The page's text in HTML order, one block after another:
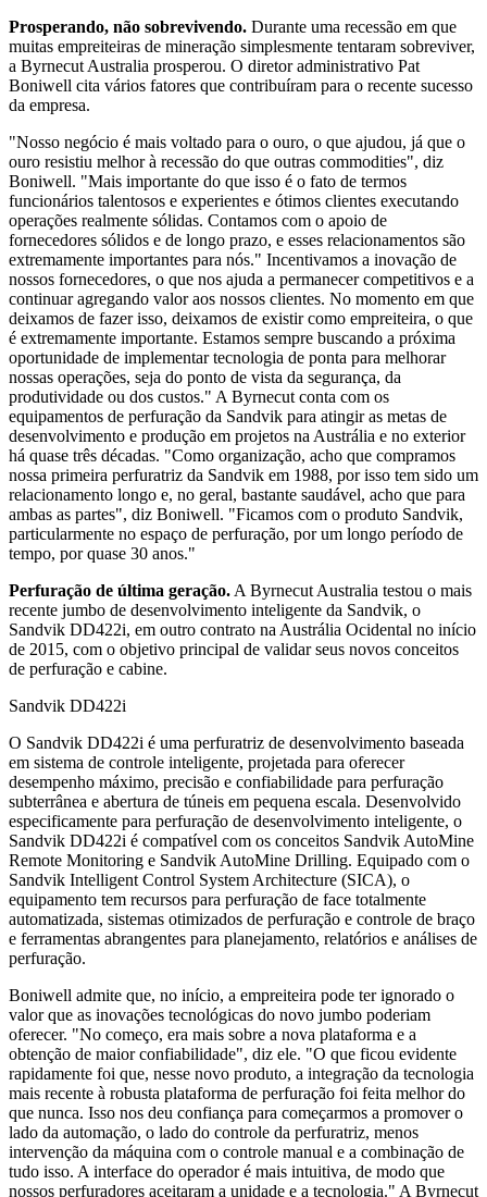
Prosperando, não sobrevivendo. Durante uma recessão em que
muitas empreiteiras de mineração simplesmente tentaram sobreviver,
a Byrnecut Australia prosperou. O diretor administrativo Pat
Boniwell cita vários fatores que contribuíram para o recente sucesso
da empresa.
"Nosso negócio é mais voltado para o ouro, o que ajudou, já que o
ouro resistiu melhor à recessão do que outras commodities", diz
Boniwell. "Mais importante do que isso é o fato de termos
funcionários talentosos e experientes e ótimos clientes executando
operações realmente sólidas. Contamos com o apoio de
fornecedores sólidos e de longo prazo, e esses relacionamentos são
extremamente importantes para nós." Incentivamos a inovação de
nossos fornecedores, o que nos ajuda a permanecer competitivos e a
continuar agregando valor aos nossos clientes. No momento em que
deixamos de fazer isso, deixamos de existir como empreiteira, o que
é extremamente importante. Estamos sempre buscando a próxima
oportunidade de implementar tecnologia de ponta para melhorar
nossas operações, seja do ponto de vista da segurança, da
produtividade ou dos custos." A Byrnecut conta com os
equipamentos de perfuração da Sandvik para atingir as metas de
desenvolvimento e produção em projetos na Austrália e no exterior
há quase três décadas. "Como organização, acho que compramos
nossa primeira perfuratriz da Sandvik em 1988, por isso tem sido um
relacionamento longo e, no geral, bastante saudável, acho que para
ambas as partes", diz Boniwell. "Ficamos com o produto Sandvik,
particularmente no espaço de perfuração, por um longo período de
tempo, por quase 30 anos."
Perfuração de última geração. A Byrnecut Australia testou o mais
recente jumbo de desenvolvimento inteligente da Sandvik, o
Sandvik DD422i, em outro contrato na Austrália Ocidental no início
de 2015, com o objetivo principal de validar seus novos conceitos
de perfuração e cabine.
Sandvik DD422i
O Sandvik DD422i é uma perfuratriz de desenvolvimento baseada
em sistema de controle inteligente, projetada para oferecer
desempenho máximo, precisão e confiabilidade para perfuração
subterrânea e abertura de túneis em pequena escala. Desenvolvido
especificamente para perfuração de desenvolvimento inteligente, o
Sandvik DD422i é compatível com os conceitos Sandvik AutoMine
Remote Monitoring e Sandvik AutoMine Drilling. Equipado com o
Sandvik Intelligent Control System Architecture (SICA), o
equipamento tem recursos para perfuração de face totalmente
automatizada, sistemas otimizados de perfuração e controle de braço
e ferramentas abrangentes para planejamento, relatórios e análises de
perfuração.
Boniwell admite que, no início, a empreiteira pode ter ignorado o
valor que as inovações tecnológicas do novo jumbo poderiam
oferecer. "No começo, era mais sobre a nova plataforma e a
obtenção de maior confiabilidade", diz ele. "O que ficou evidente
rapidamente foi que, nesse novo produto, a integração da tecnologia
mais recente à robusta plataforma de perfuração foi feita melhor do
que nunca. Isso nos deu confiança para começarmos a promover o
lado da automação, o lado do controle da perfuratriz, menos
intervenção da máquina com o controle manual e a combinação de
tudo isso. A interface do operador é mais intuitiva, de modo que
nossos perfuradores aceitaram a unidade e a tecnologia." A Byrnecut